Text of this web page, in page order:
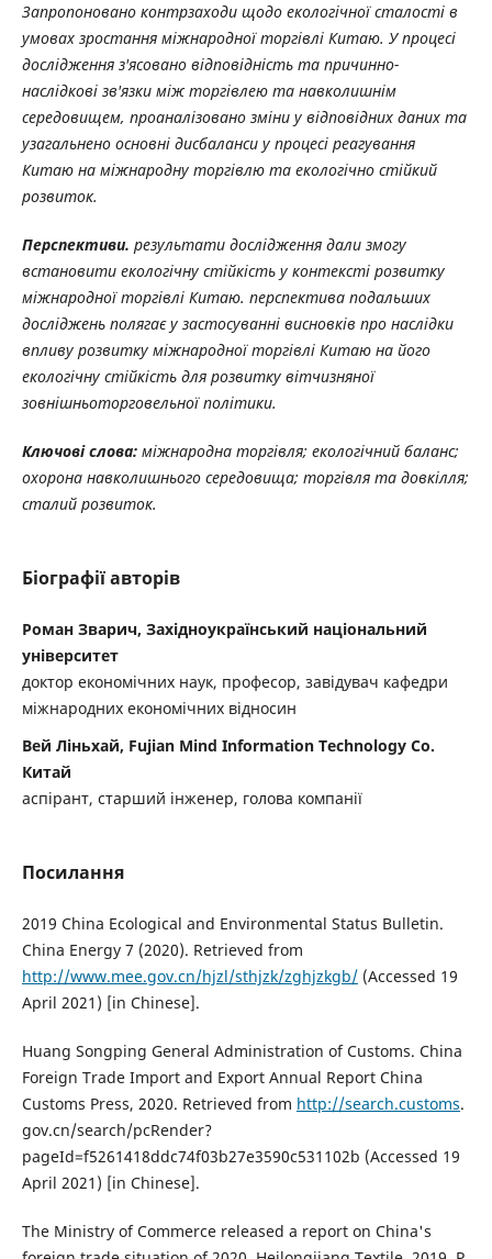
Запропоновано контрзаходи щодо екологічної сталості в
умовах зростання міжнародної торгівлі Китаю. У процесі
дослідження з'ясовано відповідність та причинно-
наслідкові зв'язки між торгівлею та навколишнім
середовищем, проаналізовано зміни у відповідних даних та
узагальнено основні дисбаланси у процесі реагування
Китаю на міжнародну торгівлю та екологічно стійкий
розвиток.
Перспективи. результати дослідження дали змогу
встановити екологічну стійкість у контексті розвитку
міжнародної торгівлі Китаю. перспектива подальших
досліджень полягає у застосуванні висновків про наслідки
впливу розвитку міжнародної торгівлі Китаю на його
екологічну стійкість для розвитку вітчизняної
зовнішньоторговельної політики.
Ключові слова: міжнародна торгівля; екологічний баланс;
охорона навколишнього середовища; торгівля та довкілля;
сталий розвиток.
Біографії авторів
Роман Зварич, Західноукраїнський національний
університет
доктор економічних наук, професор, завідувач кафедри
міжнародних економічних відносин
Вей Ліньхай, Fujian Mind Information Technology Co.
Китай
аспірант, старший інженер, голова компанії
Посилання
2019 China Ecological and Environmental Status Bulletin.
China Energy 7 (2020). Retrieved from
http://www.mee.gov.cn/hjzl/sthjzk/zghjzkgb/(Accessed 19
April 2021) [in Chinese].
Huang Songping General Administration of Customs. China
Foreign Trade Import and Export Annual Report China
Customs Press, 2020. Retrieved from http://search.customs.
gov.cn/search/pcRender?
pageId=f5261418ddc74f03b27e3590c531102b (Accessed 19
April 2021) [in Chinese].
The Ministry of Commerce released a report on China's